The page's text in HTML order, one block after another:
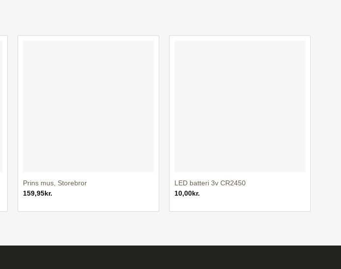
Prins mus, Storebror
159,95kr.
LED batteri 3v CR2450
10,00kr.